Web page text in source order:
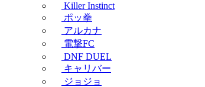
Killer Instinct
ポッ拳
アルカナ
電撃FC
DNF DUEL
キャリバー
ジョジョ